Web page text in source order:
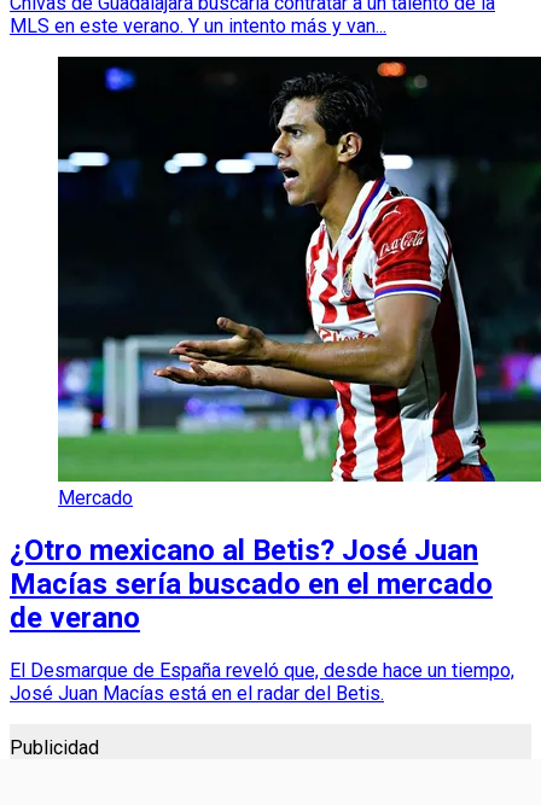
MLS en este verano. Y un intento más y van...
Mercado
¿Otro mexicano al Betis? José Juan
Macías sería buscado en el mercado
de verano
El Desmarque de España reveló que, desde hace un tiempo,
José Juan Macías está en el radar del Betis.
Publicidad